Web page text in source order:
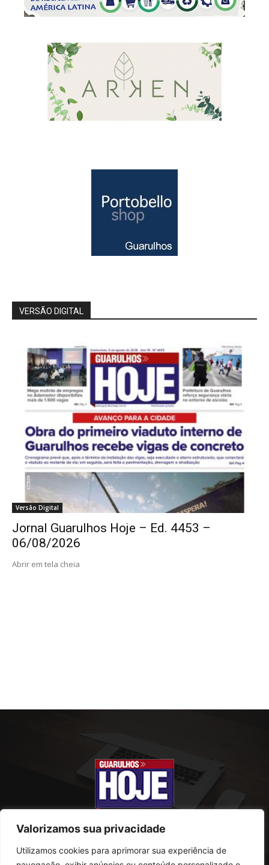
Valorizamos sua privacidade
Utilizamos cookies para aprimorar sua experiência de
VERSÃO DIGITAL
Versão Digital
Jornal Guarulhos Hoje – Ed. 4453 –
06/08/2026
Abrir em tela cheia
SOBRE NÓS